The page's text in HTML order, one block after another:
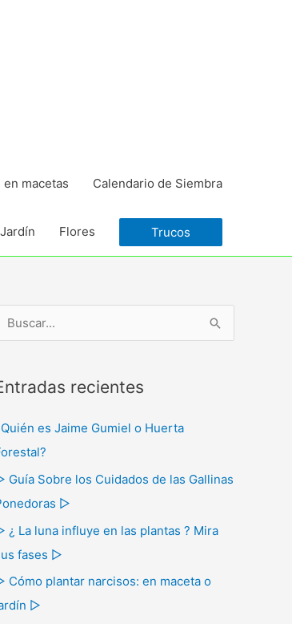
macetas Calendario de Siembra
Flores Trucos
recientes
es Jaime Gumiel o Huerta
Guía Sobre los Cuidados de las Gallinas
▷
¿ La luna influye en las plantas ? Mira
fases ▷
Cómo plantar narcisos: en maceta o
▷